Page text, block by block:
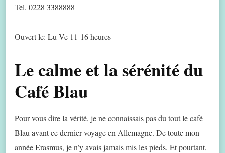
Tel. 0228 3388888
Ouvert le: Lu-Ve 11-16 heures
Le calme et la sérénité du
Café Blau
Pour vous dire la vérité, je ne connaissais pas du tout le café
Blau avant ce dernier voyage en Allemagne. De toute mon
année Erasmus, je n’y avais jamais mis les pieds. Et pourtant,